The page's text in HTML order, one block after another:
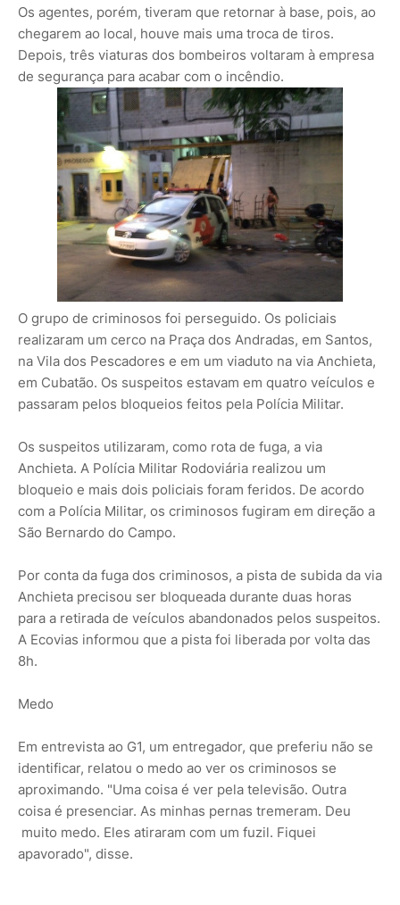
Os agentes, porém, tiveram que retornar à base, pois, ao
chegarem ao local, houve mais uma troca de tiros.
Depois, três viaturas dos bombeiros voltaram à empresa
de segurança para acabar com o incêndio.
O grupo de criminosos foi perseguido. Os policiais
realizaram um cerco na Praça dos Andradas, em Santos,
na Vila dos Pescadores e em um viaduto na via Anchieta,
em Cubatão. Os suspeitos estavam em quatro veículos e
passaram pelos bloqueios feitos pela Polícia Militar.
Os suspeitos utilizaram, como rota de fuga, a via
Anchieta. A Polícia Militar Rodoviária realizou um
bloqueio e mais dois policiais foram feridos. De acordo
com a Polícia Militar, os criminosos fugiram em direção a
São Bernardo do Campo.
Por conta da fuga dos criminosos, a pista de subida da via
Anchieta precisou ser bloqueada durante duas horas
para a retirada de veículos abandonados pelos suspeitos.
A Ecovias informou que a pista foi liberada por volta das
8h.
Medo
Em entrevista ao G1, um entregador, que preferiu não se
identificar, relatou o medo ao ver os criminosos se
aproximando. "Uma coisa é ver pela televisão. Outra
coisa é presenciar. As minhas pernas tremeram. Deu
muito medo. Eles atiraram com um fuzil. Fiquei
apavorado", disse.